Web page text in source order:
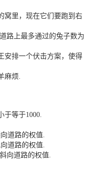
窝里，现在它们要跑到右
路上最多通过的兔子数为
安排一个伏击方案，使得
麻烦.
于等于1000.
道路的权值.
道路的权值.
向道路的权值.